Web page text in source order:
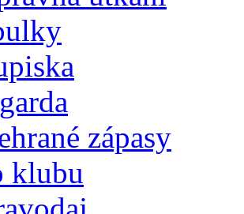
zápasy
klubu